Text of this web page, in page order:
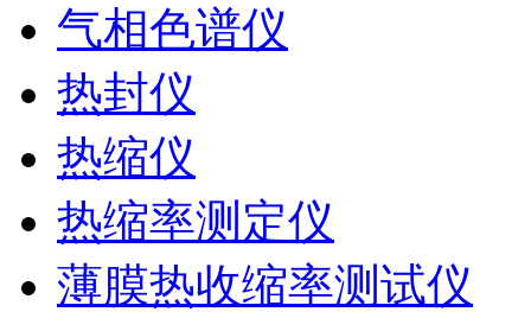
气相色谱仪
热封仪
热缩仪
热缩率测定仪
薄膜热收缩率测试仪